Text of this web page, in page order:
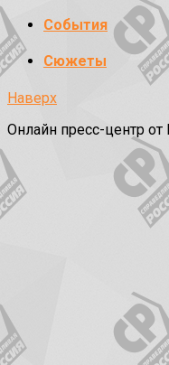
События
Сюжеты
Наверх
Онлайн пресс-центр